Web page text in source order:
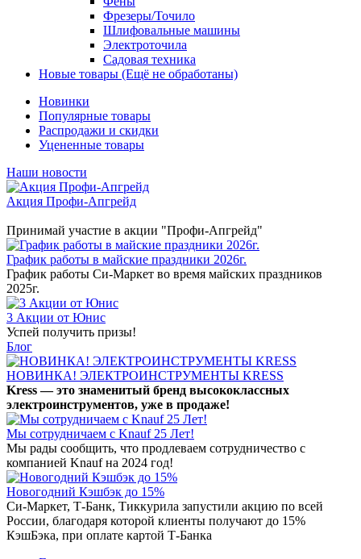
Фрезеры/Точило
Шлифовальные машины
Электроточила
Садовая техника
Новые товары (Ещё не обработаны)
Новинки
Популярные товары
Распродажи и скидки
Уцененные товары
Наши новости
Акция Профи-Апгрейд
Принимай участие в акции "Профи-Апгрейд"
График работы в майские праздники 2026г.
График работы Си-Маркет во время майских праздников
2025г.
3 Акции от Юнис
Успей получить призы!
Блог
НОВИНКА! ЭЛЕКТРОИНСТРУМЕНТЫ KRESS
Kress — это знаменитый бренд высококлассных
электроинструментов, уже в продаже!
Мы сотрудничаем с Knauf 25 Лет!
Мы рады сообщить, что продлеваем сотрудничество с
компанией Knauf на 2024 год!
Новогодний Кэшбэк до 15%
Си-Маркет, Т-Банк, Тиккурила запустили акцию по всей
России, благодаря которой клиенты получают до 15%
КэшБэка, при оплате картой Т-Банка